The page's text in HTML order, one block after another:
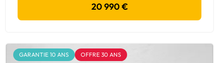
20 990 €
GARANTIE 10 ANS OFFRE 30 ANS